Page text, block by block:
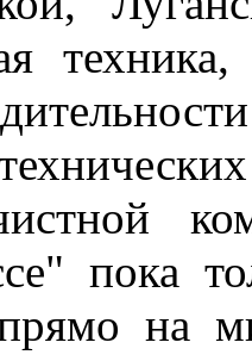
пока
на